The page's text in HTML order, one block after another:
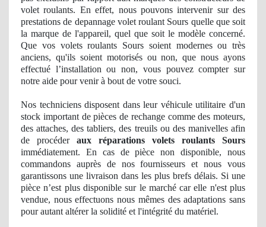
volet roulants. En effet, nous pouvons intervenir sur des
prestations de depannage volet roulant Sours quelle que soit
la marque de l'appareil, quel que soit le modèle concerné.
Que vos volets roulants Sours soient modernesou très
anciens, qu'ils soient motorisés ou non, que nous ayons
effectué l’installation ou non, vous pouvez compter sur
notre aide pour venir à bout de votre souci.
Nos techniciens disposent dans leur véhicule utilitaire d'un
stock important de pièces de rechange comme des moteurs,
des attaches, des tabliers, des treuils ou des manivelles afin
de procéder aux réparations volets roulants Sours
immédiatement. En cas de pièce non disponible, nous
commandons auprès de nos fournisseurs et nous vous
garantissons une livraison dans les plus brefs délais. Si une
pièce n’est plus disponible sur le marché car elle n'est plus
vendue, nous effectuons nous mêmes des adaptations sans
pour autant altérerla solidité et l'intégrité du matériel.